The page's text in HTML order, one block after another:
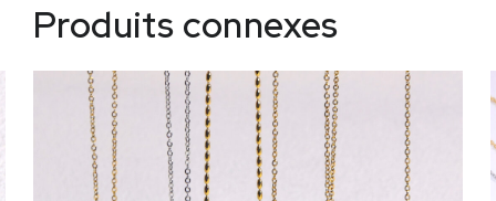
Produits connexes